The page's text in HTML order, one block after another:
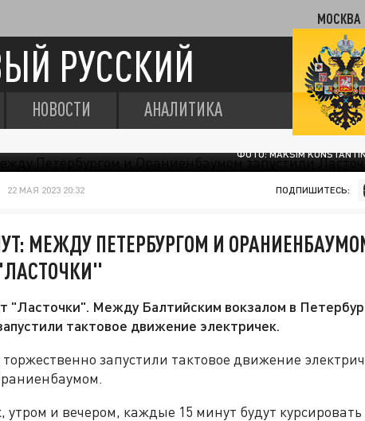
МОСКВА
РУССКИЙ
НОВОСТИ АНАЛИТИКА
ФОТО: MAKSIM
22 МАЯ 2023 20:32 ПОДПИШИТЕСЬ:
МЕЖДУ ПЕТЕРБУРГОМ И
"Ласточки". Между Балтийским вокзалом в
тактовое движение электричек.
торжественно запустили тактовое движение
утром и вечером, каждые 15 минут будут